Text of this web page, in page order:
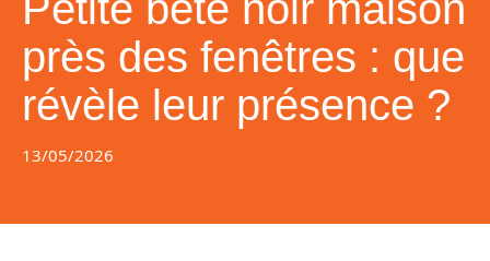
près des fenêtres : que
révèle leur présence ?
13/05/2026